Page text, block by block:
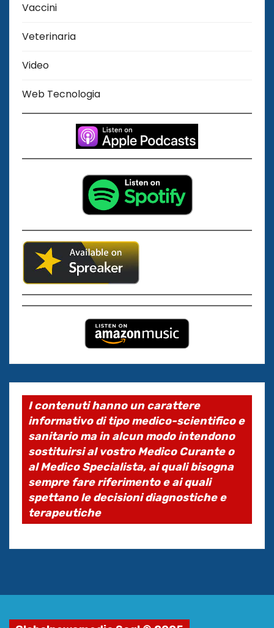
Vaccini
Veterinaria
Video
Web Tecnologia
I contenuti hanno un carattere
informativo di tipo medico-scientifico e
sanitario ma in alcun modo intendono
sostituirsi al vostro Medico Curante o
al Medico Specialista, ai quali bisogna
sempre fare riferimento e ai quali
spettano le decisioni diagnostiche e
terapeutiche